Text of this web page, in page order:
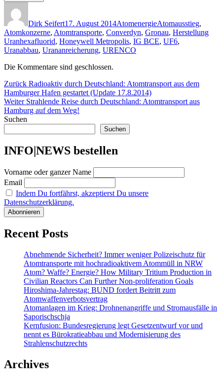
Dirk Seifert17. August 2014AtomenergieAtomausstieg,
Atomkonzerne, Atomtransporte, Converdyn, Gronau, Herstellung
Uranhexafluorid, Honeywell Metropolis, IG BCE, UF6,
Uranabbau, Urananreicherung, URENCO
Die Kommentare sind geschlossen.
Beitragsnavigation
Zurück Vorheriger
Beitrag:
Radioaktiv durch Deutschland: Atomtransport aus dem
Hamburger Hafen gestartet (Update 17.8.2014)
Weiter Nächster
Beitrag:
Strahlende Reise durch Deutschland: Atomtransport aus
Hamburg auf dem Weg!
Suchen
Suchen
INFO|NEWS bestellen
Vorname oder ganzer Name
Email
Indem Du fortfährst, akzeptierst Du unsere
Datenschutzerklärung.
Recent Posts
Abnehmende Sicherheit? Immer weniger Polizeischutz für
Atomtransporte mit hochradioaktivem Atommüll in NRW
Atom? Waffe? Energie? How Military Tritium Production in
Civilian Reactors Can Further Non-proliferation Goals
Hiroshima-Jahrestag: BUND fordert Beitritt zum
Atomwaffenverbotsvertrag
Atomanlagen im Krieg: Drohnenangriffe und Stromausfälle in
Saporischschja
Kernfusion: Bundesregierung legt Gesetzentwurf vor und
nennt es Bürokratieabbau und Modernisierung des
Strahlenschutzrechts
Archives